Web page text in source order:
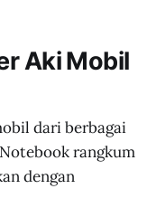
Aki Mobil
dari berbagai
rangkum
dengan